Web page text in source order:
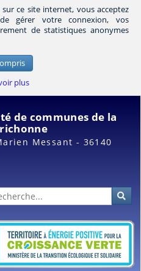
ce site internet, vous acceptez
gérer votre connexion, vos
de statistiques anonymes
plus
de communes de la
Messant - 36140